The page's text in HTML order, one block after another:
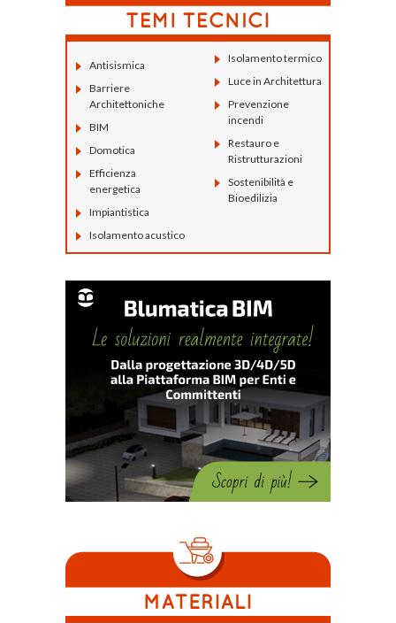
Antisismica
Barriere
Architettoniche
BIM
Domotica
Efficienza
energetica
Impiantistica
Isolamento acustico
Isolamento termico
Luce in Architettura
Prevenzione
incendi
Restauro e
Ristrutturazioni
Sostenibilità e
Bioedilizia